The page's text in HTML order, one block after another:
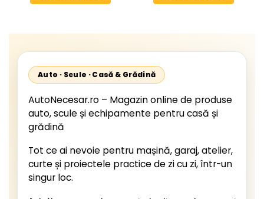
Auto · Scule · Casă & Grădină
AutoNecesar.ro – Magazin online de produse
auto, scule și echipamente pentru casă și
grădină
Tot ce ai nevoie pentru mașină, garaj, atelier,
curte și proiectele practice de zi cu zi, într-un
singur loc.